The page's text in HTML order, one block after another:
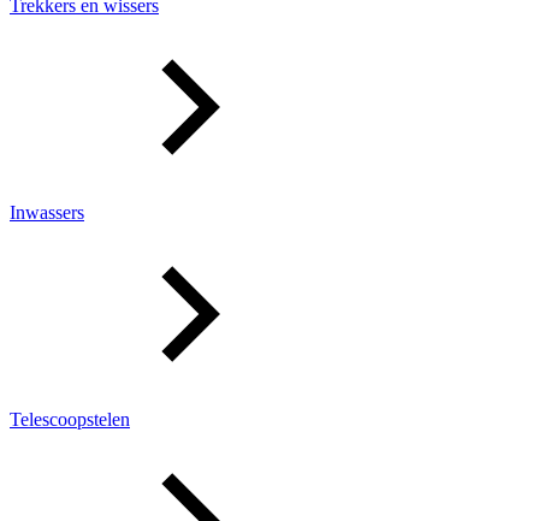
Trekkers en wissers
Inwassers
Telescoopstelen